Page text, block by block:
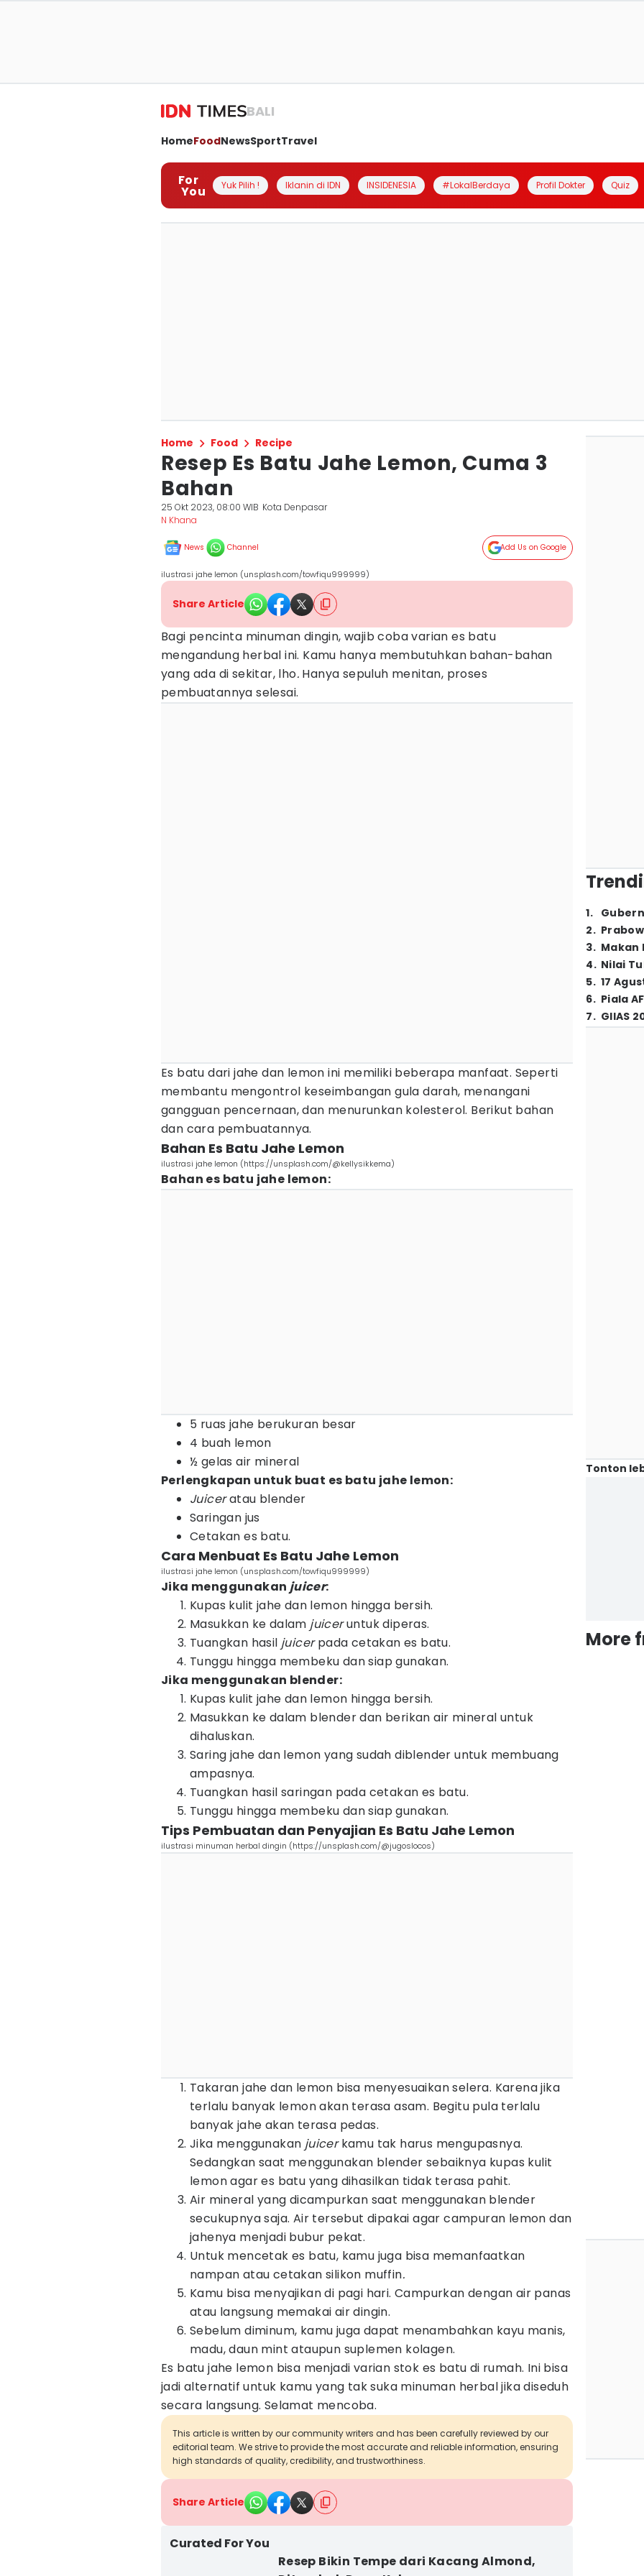
BALI
HomeFoodNewsSportTravel
For
You Yuk Pilih ! Iklanin di IDN INSIDENESIA #LokalBerdaya Profil Dokter Quiz
Home Food Recipe
Resep Es Batu Jahe Lemon, Cuma 3
Bahan
25 Okt 2023, 08:00 WIB Kota Denpasar
N Khana
News Channel Add Us on Google
ilustrasi jahe lemon (unsplash.com/towfiqu999999)
Share Article
Bagi pencinta minuman dingin, wajib coba varian es batu
mengandung herbal ini. Kamu hanya membutuhkan bahan-bahan
yang ada di sekitar, lho. Hanya sepuluh menitan, proses
pembuatannya selesai.
Es batu dari jahe dan lemon ini memiliki beberapa manfaat. Seperti
membantu mengontrol keseimbangan gula darah, menangani
gangguan pencernaan, dan menurunkan kolesterol. Berikut bahan
dan cara pembuatannya.
Bahan Es Batu Jahe Lemon
ilustrasi jahe lemon (https://unsplash.com/@kellysikkema)
Bahan es batu jahe lemon:
5 ruas jahe berukuran besar
4 buah lemon
½ gelas air mineral
Perlengkapan untuk buat es batu jahe lemon:
Juiceratau blender
Saringan jus
Cetakan es batu.
Cara Menbuat Es Batu Jahe Lemon
ilustrasi jahe lemon (unsplash.com/towfiqu999999)
Jika menggunakan juicer:
Kupas kulit jahe dan lemon hingga bersih.
Masukkan ke dalam juiceruntuk diperas.
Tuangkan hasil juicerpada cetakan es batu.
Tunggu hingga membeku dan siap gunakan.
Jika menggunakan blender:
Kupas kulit jahe dan lemon hingga bersih.
Masukkan ke dalam blender dan berikan air mineral untuk
dihaluskan.
Saring jahe dan lemon yang sudah diblender untuk membuang
ampasnya.
Tuangkan hasil saringan pada cetakan es batu.
Tunggu hingga membeku dan siap gunakan.
Tips Pembuatan dan Penyajian Es Batu Jahe Lemon
ilustrasi minuman herbal dingin (https://unsplash.com/@jugoslocos)
Takaran jahe dan lemon bisa menyesuaikan selera. Karena jika
terlalu banyak lemon akan terasa asam. Begitu pula terlalu
banyak jahe akan terasa pedas.
Jika menggunakan juicerkamu tak harus mengupasnya.
Sedangkan saat menggunakan blender sebaiknya kupas kulit
lemon agar es batu yang dihasilkan tidak terasa pahit.
Air mineral yang dicampurkan saat menggunakan blender
secukupnya saja. Air tersebut dipakai agar campuran lemon dan
jahenya menjadi bubur pekat.
Untuk mencetak es batu, kamu juga bisa memanfaatkan
nampan atau cetakan silikon muffin.
Kamu bisa menyajikan di pagi hari. Campurkan dengan air panas
atau langsung memakai air dingin.
Sebelum diminum, kamu juga dapat menambahkan kayu manis,
madu, daun mint ataupun suplemen kolagen.
Es batu jahe lemon bisa menjadi varian stok es batu di rumah. Ini bisa
jadi alternatif untuk kamu yang tak suka minuman herbal jika diseduh
secara langsung. Selamat mencoba.
This article is written by our community writers and has been carefully reviewed by our
editorial team. We strive to provide the most accurate and reliable information, ensuring
high standards of quality, credibility, and trustworthiness.
Share Article
Curated For You
Resep Bikin Tempe dari Kacang Almond,
1.
2.
3. Makan
4. Nilai
5. 17
6. Piala
7. GIIAS
Tonton
More